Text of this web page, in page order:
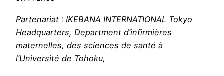
Partenariat : IKEBANA INTERNATIONAL Tokyo
Headquarters, Department d’infirmières
maternelles, des sciences de santé à
l’Université de Tohoku,